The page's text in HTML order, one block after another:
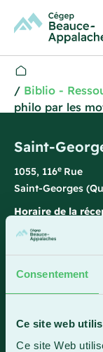
Consentement
Ce site web
Ce site Web
/ Biblio -
philo par les
Saint-
1055, 116e Rue
Saint-Georges
Horaire de la
Lundi-vendredi : 7
1 800 893-5111
Sainte-Marie